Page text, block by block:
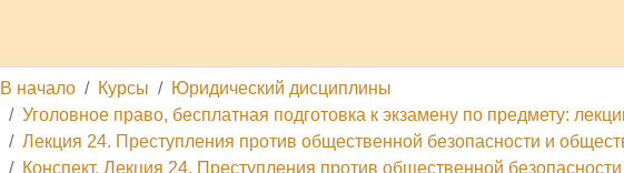
В начало Курсы
Юридический дисциплины
Уголовное право, бесплатная подготовка к экзамену по предмету:
Лекция 24. Преступления против общественной безопасности и
Конспект. Лекция 24. Преступления против общественной